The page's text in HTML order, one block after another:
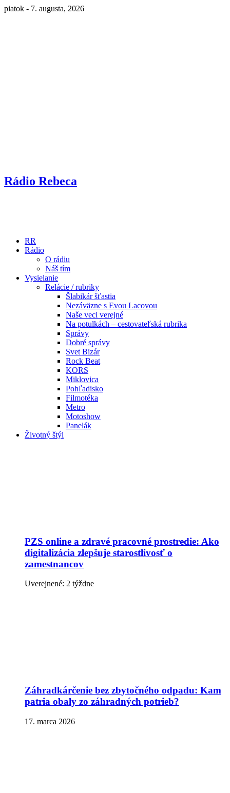
piatok - 7. augusta, 2026
Rádio Rebeca
RR
Rádio
O rádiu
Náš tím
Vysielanie
Relácie / rubriky
Šlabikár šťastia
Nezáväzne s Evou Lacovou
Naše veci verejné
Na potulkách – cestovateľská rubrika
Správy
Dobré správy
Svet Bizár
Rock Beat
KORS
Miklovica
Pohľadisko
Filmotéka
Metro
Motoshow
Panelák
Životný štýl
PZS online a zdravé pracovné prostredie: Ako
digitalizácia zlepšuje starostlivosť o
zamestnancov
Uverejnené: 2 týždne
Záhradkárčenie bez zbytočného odpadu: Kam
patria obaly zo záhradných potrieb?
17. marca 2026